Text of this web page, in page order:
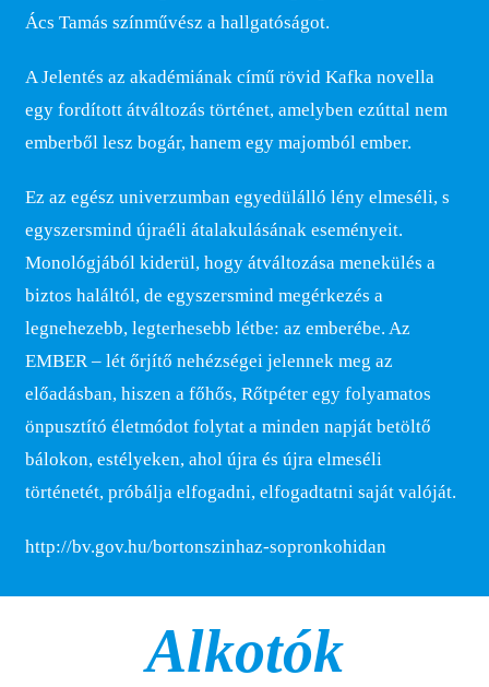
Ács Tamás színművész a hallgatóságot.
A Jelentés az akadémiának című rövid Kafka novella
egy fordított átváltozás történet, amelyben ezúttal nem
emberből lesz bogár, hanem egy majomból ember.
Ez az egész univerzumban egyedülálló lény elmeséli, s
egyszersmind újraéli átalakulásának eseményeit.
Monológjából kiderül, hogy átváltozása menekülés a
biztos haláltól, de egyszersmind megérkezés a
legnehezebb, legterhesebb létbe: az emberébe. Az
EMBER – lét őrjítő nehézségei jelennek meg az
előadásban, hiszen a főhős, Rőtpéter egy folyamatos
önpusztító életmódot folytat a minden napját betöltő
bálokon, estélyeken, ahol újra és újra elmeséli
történetét, próbálja elfogadni, elfogadtatni saját valóját.
http://bv.gov.hu/bortonszinhaz-sopronkohidan
Alkotók